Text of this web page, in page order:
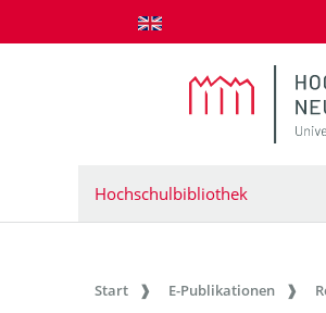
zum Inhalt springen
Hochschulbibliothek
Start E-Publikationen